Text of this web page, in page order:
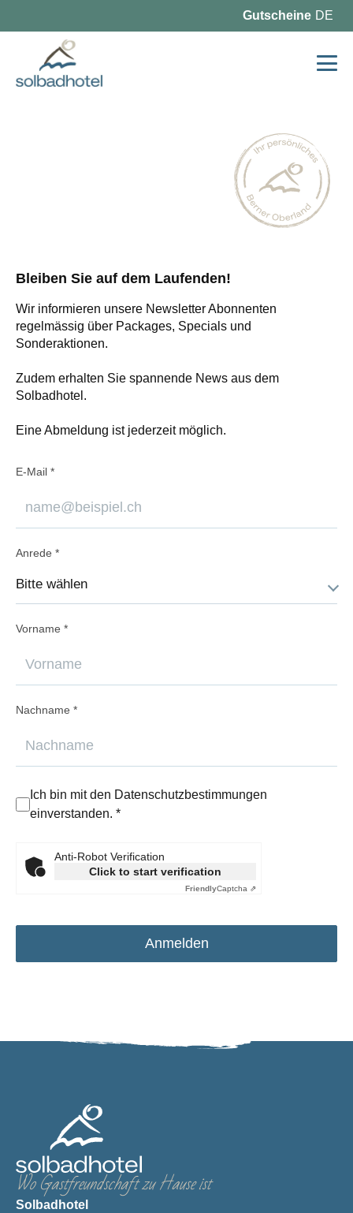
Gutscheine DE
Bleiben Sie auf dem Laufenden!
Wir informieren unsere Newsletter Abonnenten
regelmässig über Packages, Specials und
Sonderaktionen.
Zudem erhalten Sie spannende News aus dem
Solbadhotel.
Eine Abmeldung ist jederzeit möglich.
E-Mail *
Anrede *
Vorname *
Nachname *
Ich bin mit den Datenschutzbestimmungen
einverstanden. *
Anti-Robot Verification
Click to start verification
FriendlyCaptcha ⇗
Anmelden
Wo Gastfreundschaft zu Hause ist
Solbadhotel